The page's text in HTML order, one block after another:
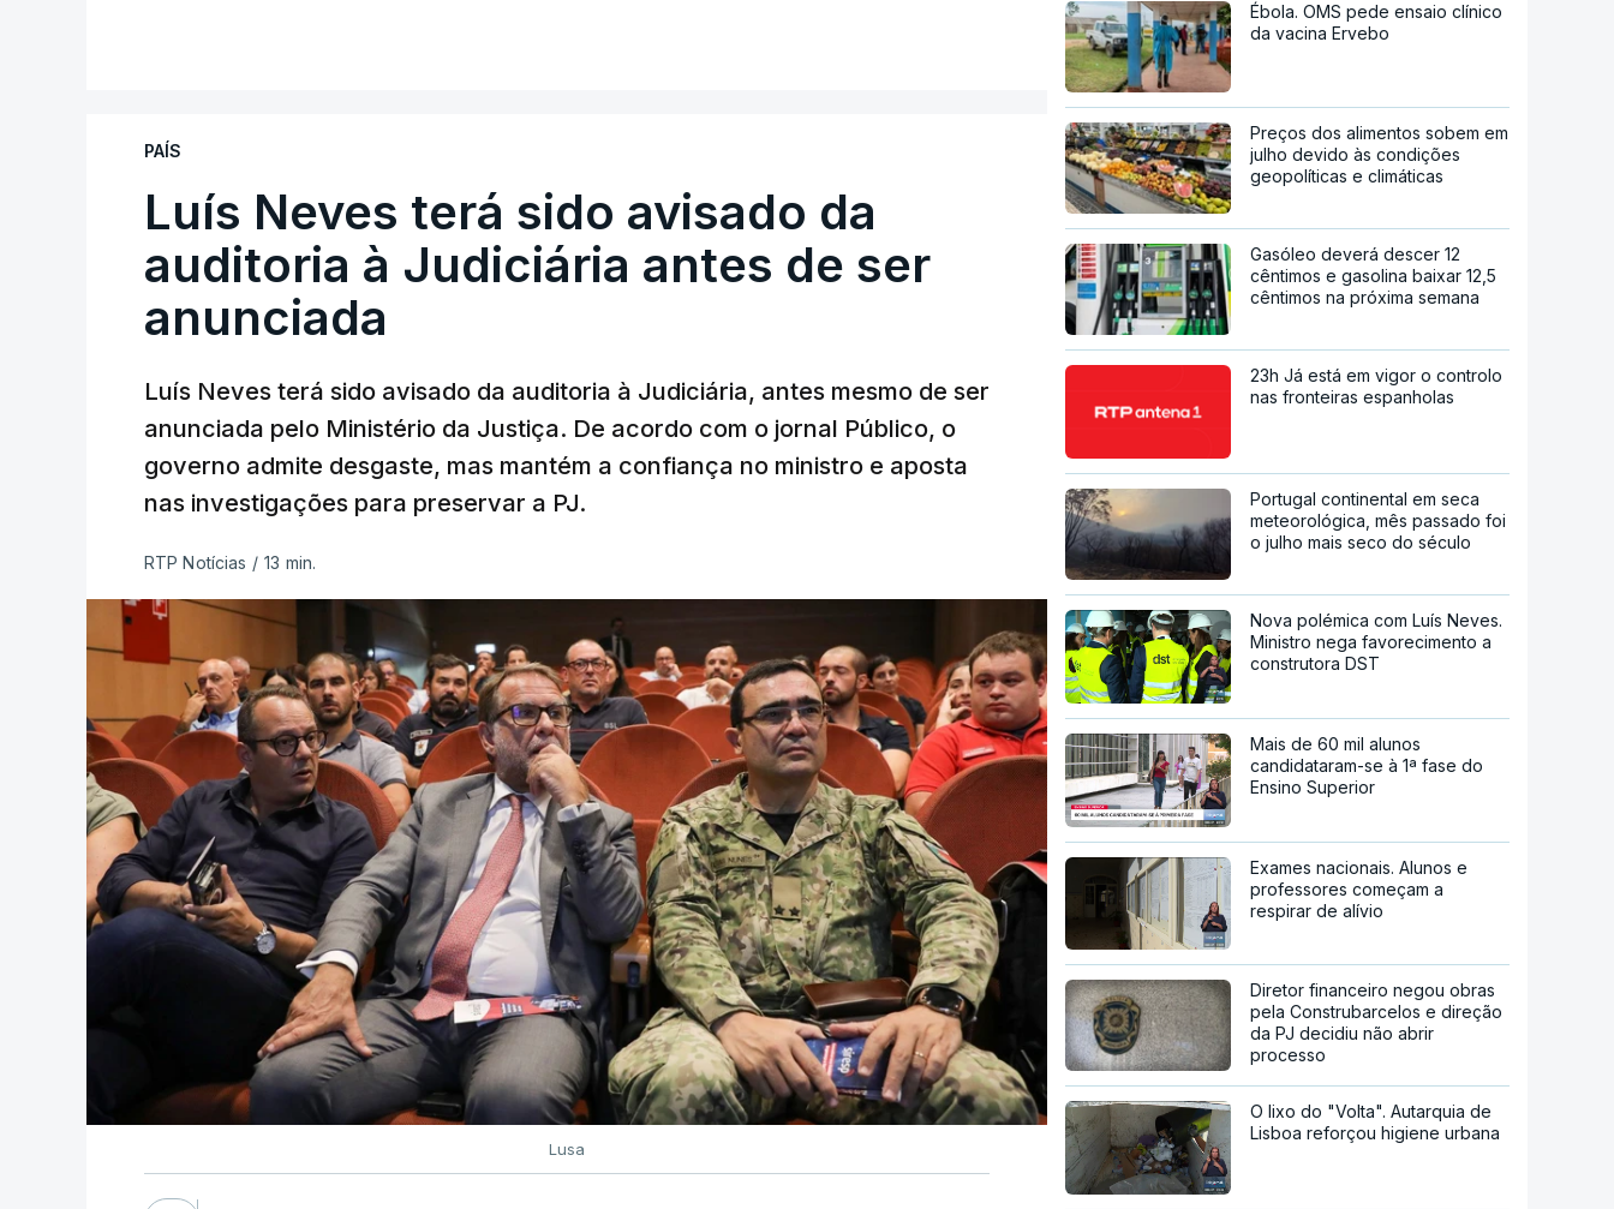
PAÍS
Luís Neves terá sido avisado da
auditoria à Judiciária antes de ser
anunciada
Luís Neves terá sido avisado da auditoria à Judiciária, antes mesmo de ser
anunciada pelo Ministério da Justiça. De acordo com o jornal Público, o
governo admite desgaste, mas mantém a confiança no ministro e aposta
nas investigações para preservar a PJ.
RTP Notícias / 13 min.
Lusa
Ébola. OMS pede ensaio clínico
da vacina Ervebo
Preços dos alimentos sobem em
julho devido às condições
geopolíticas e climáticas
Gasóleo deverá descer 12
cêntimos e gasolina baixar 12,5
cêntimos na próxima semana
23h Já está em vigor o controlo
nas fronteiras espanholas
Portugal continental em seca
meteorológica, mês passado foi
o julho mais seco do século
Nova polémica com Luís Neves.
Ministro nega favorecimento a
construtora DST
Mais de 60 mil alunos
candidataram-se à 1ª fase do
Ensino Superior
Exames nacionais. Alunos e
professores começam a
respirar de alívio
Diretor financeiro negou obras
pela Construbarcelos e direção
da PJ decidiu não abrir
processo
O lixo do "Volta". Autarquia de
Lisboa reforçou higiene urbana